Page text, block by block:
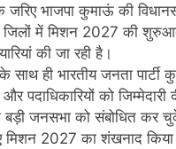
जरिए भाजपा कुमाऊं की
में मिशन 2027 की शुरुआत
की जा रही है।
ही भारतीय जनता पार्टी
पदाधिकारियों को
बड़ी जनसभा को संबोधित कर
मिशन 2027 का शंखनाद किया